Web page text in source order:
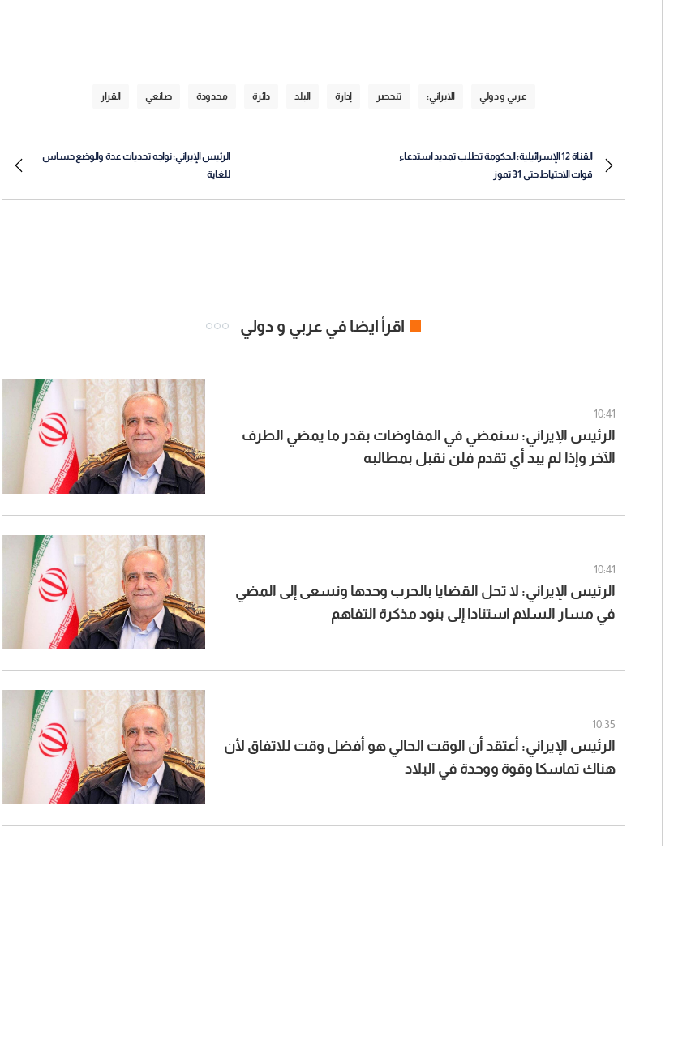
عربي و دولي الايراني: تنحصر إدارة البلد دائرة محدودة صانعي القرار
القناة 12 الإسرائيلية: الحكومة تطلب تمديد استدعاء
قوات الاحتياط حتى 31 تموز
الرئيس الإيراني: نواجه تحديات عدة والوضع حساس
للغاية
اقرأ ايضا في عربي و دولي
10:41
الرئيس الإيراني: سنمضي في المفاوضات بقدر ما يمضي الطرف
الآخر وإذا لم يبد أي تقدم فلن نقبل بمطالبه
10:41
الرئيس الإيراني: لا تحل القضايا بالحرب وحدها ونسعى إلى المضي
في مسار السلام استنادا إلى بنود مذكرة التفاهم
10:35
الرئيس الإيراني: أعتقد أن الوقت الحالي هو أفضل وقت للاتفاق لأن
هناك تماسكا وقوة ووحدة في البلاد